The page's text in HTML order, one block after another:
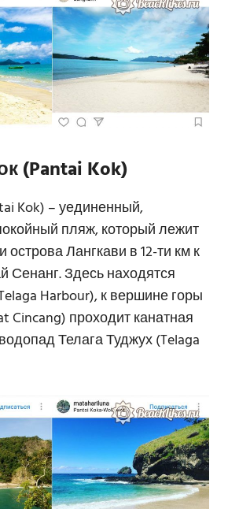
(Pantai Kok)
Kok) – уединенный,
пляж, который лежит
острова Лангкави в 12-ти км к
Сенанг. Здесь находятся
Harbour), к вершине горы
Cincang) проходит канатная
Телага Туджух (Telaga